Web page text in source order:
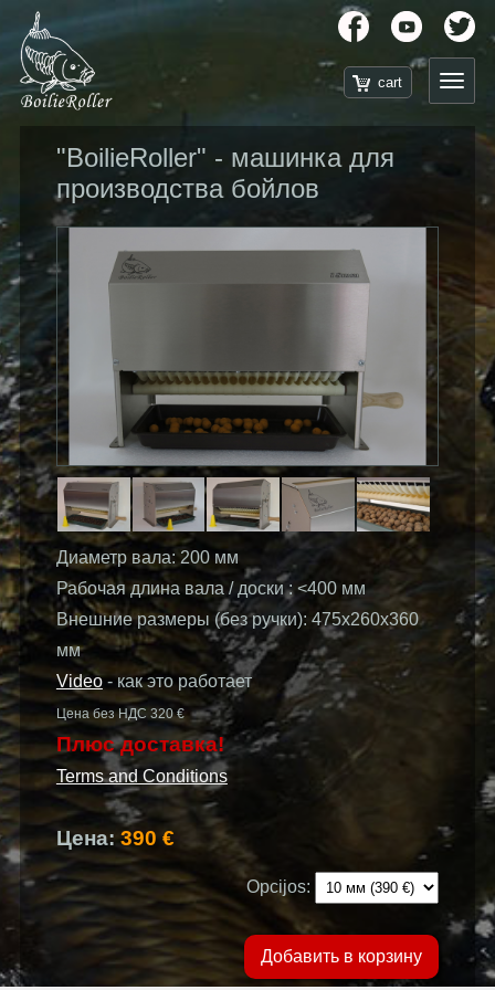
"BoilieRoller" - машинка для
производства бойлов
Диаметр вала: 200 мм
Рабочая длина вала / доски : <400 мм
Внешние размеры (без ручки): 475x260x360
мм
Video- как это работает
Цена без НДС 320 €
Плюс доставка!
Terms and Conditions
Цена:390 €
Opcijos:
Добавить в корзину